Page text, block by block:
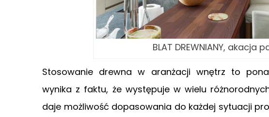
BLAT DREWNIANY, akacja
Stosowanie drewna w aranżacji wnętrz to
wynika z faktu, że występuje w wielu
daje możliwość dopasowania do każdej sytuacji